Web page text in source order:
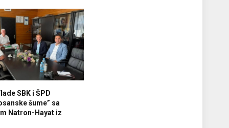
SBK i ŠPD
šume” sa
Natron-Hayat iz